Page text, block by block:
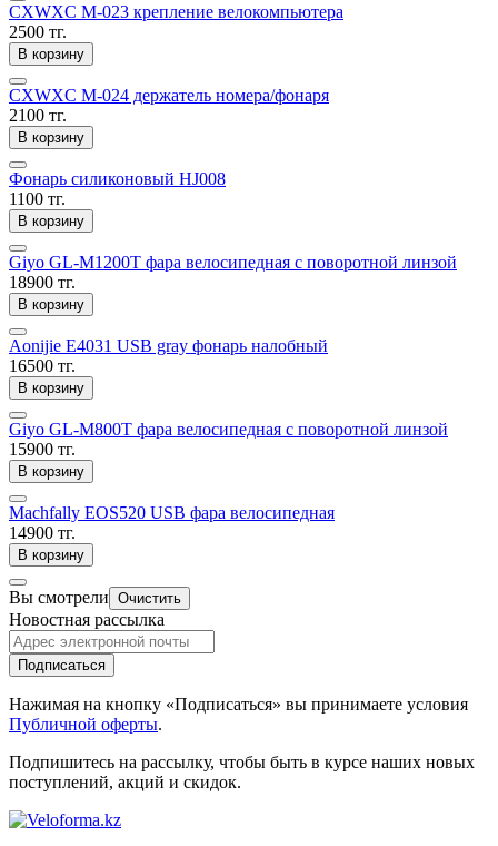
CXWXC M-023 крепление велокомпьютера
2500 тг.
В корзину
CXWXC M-024 держатель номера/фонаря
2100 тг.
В корзину
Фонарь силиконовый HJ008
1100 тг.
В корзину
Giyo GL-M1200T фара велосипедная с поворотной линзой
18900 тг.
В корзину
Aonijie E4031 USB gray фонарь налобный
16500 тг.
В корзину
Giyo GL-M800T фара велосипедная с поворотной линзой
15900 тг.
В корзину
Machfally EOS520 USB фара велосипедная
14900 тг.
В корзину
Вы смотрели Очистить
Новостная рассылка
Подписаться
Нажимая на кнопку «Подписаться» вы принимаете условия
Публичной оферты.
Подпишитесь на рассылку, чтобы быть в курсе наших новых
поступлений, акций и скидок.